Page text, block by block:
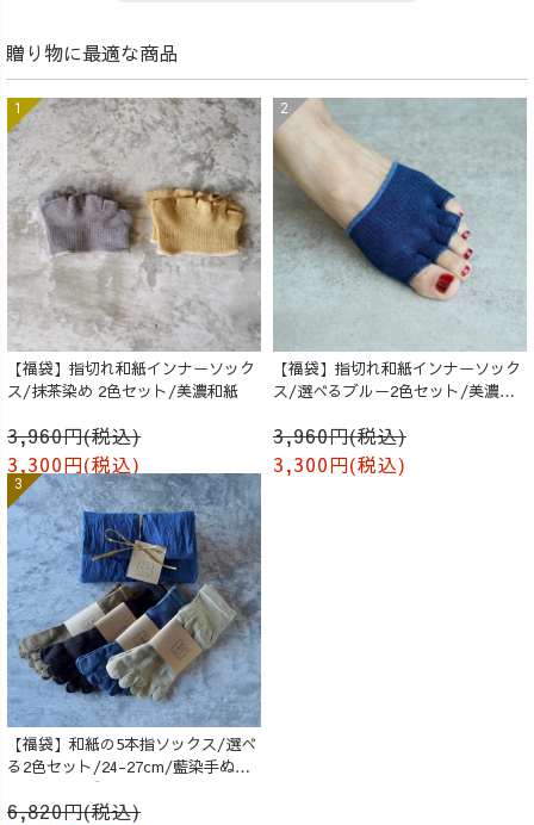
贈り物に最適な商品
【福袋】指切れ和紙インナーソック
ス/抹茶染め 2色セット/美濃和紙
3,960円(税込)
3,300円(税込)
【福袋】指切れ和紙インナーソック
ス/選べるブルー2色セット/美濃和
3,960円(税込)
3,300円(税込)
【福袋】和紙の5本指ソックス/選べ
る2色セット/24-27cm/藍染手ぬぐ
いラッピング付
6,820円(税込)